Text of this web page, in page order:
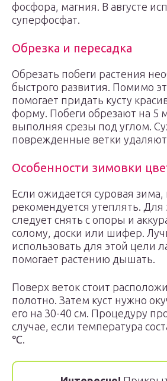
фосфора, магния. В августе
суперфосфат.
Обрезка и пересадка
Обрезать побеги растения
быстрого развития. Помимо
помогает придать кусту
форму. Побеги обрезают на 5
выполняя срезы под углом.
поврежденные ветки
Особенности зимовки
Если ожидается суровая зима,
рекомендуется утеплять. Для
следует снять с опоры и
солому, доски или шифер.
использовать для этой цели
помогает растению дышать.
Поверх веток стоит
полотно. Затем куст нужно
его на 30-40 см. Процедуру
случае, если температура
℃.